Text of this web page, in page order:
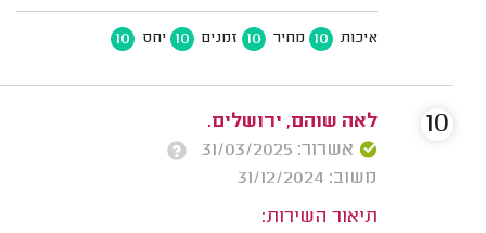
איכות 10 מחיר 10 זמנים 10 יחס 10
לאה שוהם, ירושלים.
אשרור: 31/03/2025
משוב: 31/12/2024
תיאור השירות:
10